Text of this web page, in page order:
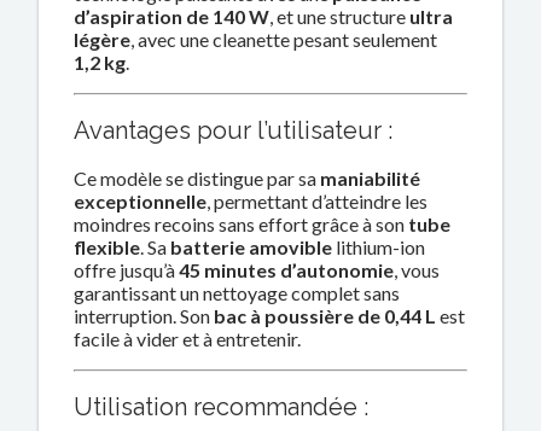
d’aspiration de 140 W , et une structure ultra
légère , avec une cleanette pesant seulement
1,2 kg
Avantages pour l’utilisateur :
Ce modèle se distingue par sa maniabilité
exceptionnelle , permettant d’atteindre les
moindres recoins sans effort grâce à son tube
flexible . Sa batterie amovible lithium-ion
offre jusqu’à45 minutes d’autonomie , vous
garantissant un nettoyage complet sans
interruption. Son bac à poussière de 0,44 L est
facile à vider et à entretenir.
Utilisation recommandée :